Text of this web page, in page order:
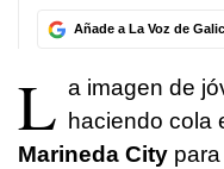
Añade a La Voz de
L a imagen de
haciendo cola
Marineda City